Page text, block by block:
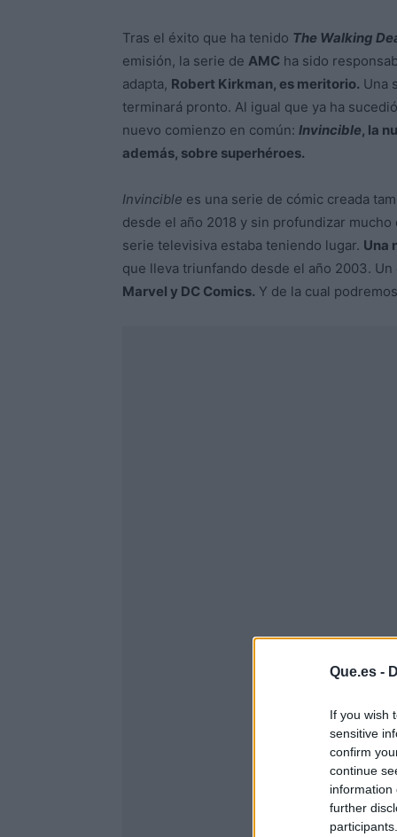
Que.es -
If you wish
sensitive
confirm
continue
information
further
Tras el éxito que ha tenido The Walking
emisión, la serie de AMC ha sido
adapta, Robert Kirkman, es meritorio. Una
terminará pronto. Al igual que ya ha
nuevo comienzo en común: Invincible, la
además, sobre superhéroes.
Invincible es una serie de cómic creada
desde el año 2018 y sin profundizar
serie televisiva estaba teniendo lugar. Una
que lleva triunfando desde el año 2003. Un
Marvel y DC Comics. Y de la cual